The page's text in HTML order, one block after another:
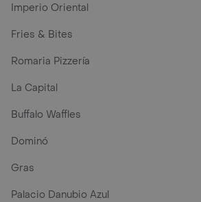
Imperio Oriental
Fries & Bites
Romaria Pizzería
La Capital
Buffalo Waffles
Dominó
Gras
Palacio Danubio Azul